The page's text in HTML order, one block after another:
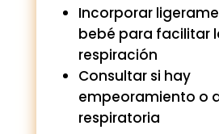
Incorporar
bebé para facilitar
respiración
Consultar si hay
empeoramiento o
respiratoria